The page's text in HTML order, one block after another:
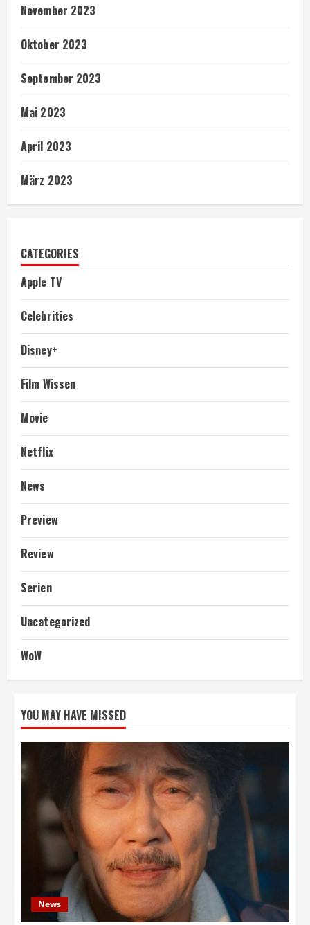
November 2023
Oktober 2023
September 2023
Mai 2023
April 2023
März 2023
CATEGORIES
Apple TV
Celebrities
Disney+
Film Wissen
Movie
Netflix
News
Preview
Review
Serien
Uncategorized
WoW
YOU MAY HAVE MISSED
News